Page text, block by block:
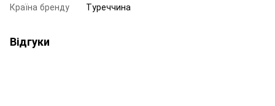
Країна бренду
Туреччина
Відгуки